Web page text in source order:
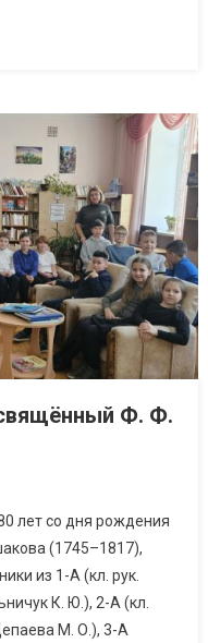
Ф. Ф.
лет со дня рождения
(1745–1817),
из 1-А (кл. рук.
К. Ю.), 2-А (кл.
М. О.), 3-А